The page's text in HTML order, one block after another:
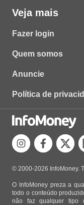
Veja mais
Fazer login
Quem somos
Anuncie
Política de
© 2000-2026 InfoMoney.
O InfoMoney preza a
todo o conteúdo
não faz qualquer tipo